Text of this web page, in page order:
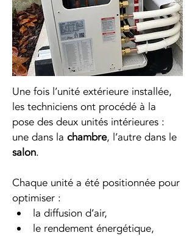
Une fois l’unité extérieure installée,
les techniciens ont procédé à la
pose des deux unités intérieures :
une dans la chambre, l’autre dans le
salon.
Chaque unité a été positionnée pour
optimiser :
la diffusion d’air,
le rendement énergétique,